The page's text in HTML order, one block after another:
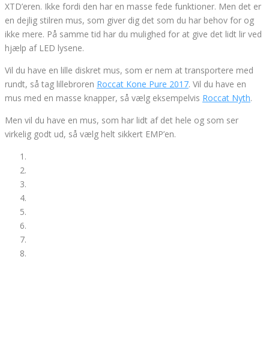
XTD’eren. Ikke fordi den har en masse fede funktioner. Men det er
en dejlig stilren mus, som giver dig det som du har behov for og
ikke mere. På samme tid har du mulighed for at give det lidt lir ved
hjælp af LED lysene.
Vil du have en lille diskret mus, som er nem at transportere med
rundt, så tag lillebroren Roccat Kone Pure 2017. Vil du have en
mus med en masse knapper, så vælg eksempelvis Roccat Nyth.
Men vil du have en mus, som har lidt af det hele og som ser
virkelig godt ud, så vælg helt sikkert EMP’en.